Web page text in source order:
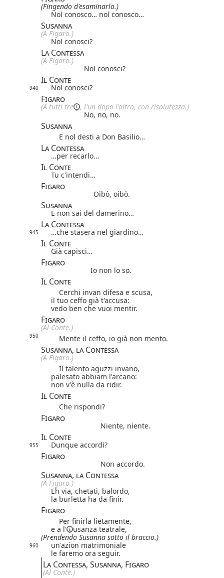
(Fingendo d'esaminarlo.)
Nol conosco… nol conosco…
Susanna
(A Figaro.)
Nol conosci?
La Contessa
(A Figaro.)
Nol conosci?
Il Conte
940 Nol conosci?
Figaro
(A tutti tre
, l'un dopo l'altro, con risolutezza.)
No, no, no.
Susanna
E nol desti a Don Basilio…
La Contessa
…per recarlo…
Il Conte
Tu c'intendi…
Figaro
Oibò, oibò.
Susanna
E non sai del damerino…
La Contessa
945 …che stasera nel giardino…
Il Conte
Già capisci…
Figaro
Io non lo so.
Il Conte
Cerchi invan difesa e scusa,
il tuo ceffo già t'accusa:
vedo ben che vuoi mentir.
Figaro
(Al Conte.)
950 Mente il ceffo, io già non mento.
Susanna, la Contessa
(A Figaro.)
Il talento aguzzi invano,
palesato abbiam l'arcano:
non v'è nulla da ridir.
Il Conte
Che rispondi?
Figaro
Niente, niente.
Il Conte
955 Dunque accordi?
Figaro
Non accordo.
Susanna, la Contessa
(A Figaro.)
Eh via, chetati, balordo,
la burletta ha da finir.
Figaro
Per finirla lietamente,
e a l'
usanza teatrale,
(Prendendo Susanna sotto il braccio.)
960
un'azion matrimoniale
le faremo ora seguir.
La Contessa, Susanna, Figaro
(Al Conte.)